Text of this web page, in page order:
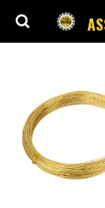
Ga
hoofdinhoud